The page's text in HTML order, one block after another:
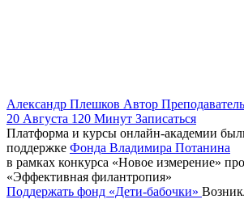
Александр Плешков Автор Преподаватель
20 Августа 120 Минут Записаться
Платформа и курсы онлайн-академии
поддержке Фонда Владимира Потанина
в рамках конкурса «Новое измерение»
«Эффективная филантропия»
Поддержать фонд «Дети-бабочки»